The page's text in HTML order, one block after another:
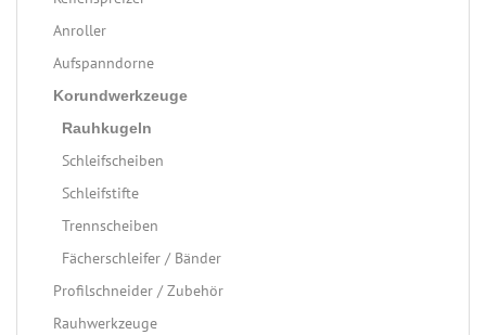
Anroller
Aufspanndorne
Korundwerkzeuge
Rauhkugeln
Schleifscheiben
Schleifstifte
Trennscheiben
Fächerschleifer / Bänder
Profilschneider / Zubehör
Rauhwerkzeuge